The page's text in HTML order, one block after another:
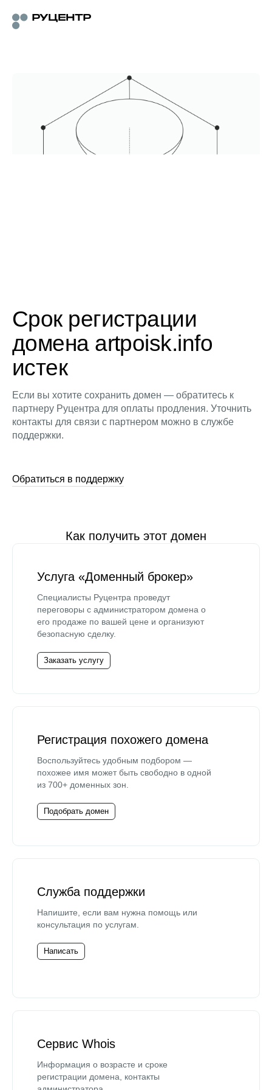
Срок регистрации
домена artpoisk.info
истек
Если вы хотите сохранить домен — обратитесь к
партнеру Руцентра для оплаты продления. Уточнить
контакты для связи с партнером можно в службе
поддержки.
Обратиться в поддержку
Как получить этот домен
Услуга «Доменный брокер»
Специалисты Руцентра проведут
переговоры с администратором домена о
его продаже по вашей цене и организуют
безопасную сделку.
Заказать услугу
Регистрация похожего домена
Воспользуйтесь удобным подбором —
похожее имя может быть свободно в одной
из 700+ доменных зон.
Подобрать домен
Служба поддержки
Напишите, если вам нужна помощь или
консультация по услугам.
Написать
Сервис Whois
Информация о возрасте и сроке
регистрации домена, контакты